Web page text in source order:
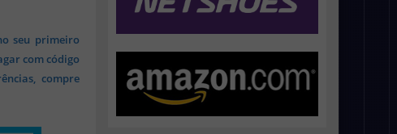
seu primeiro
com código
compre